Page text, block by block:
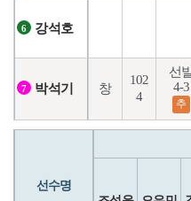
6 강석호
7 박석기 창
102
4
선
4-3
추
선수명